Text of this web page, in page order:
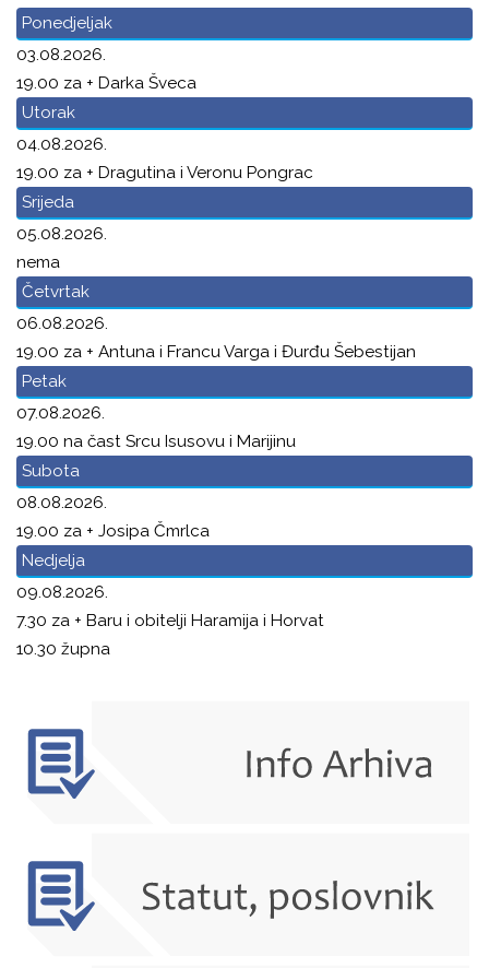
Ponedjeljak
03.08.2026.
19.00 za + Darka Šveca
Utorak
04.08.2026.
19.00 za + Dragutina i Veronu Pongrac
Srijeda
05.08.2026.
nema
Četvrtak
06.08.2026.
19.00 za + Antuna i Francu Varga i Đurđu Šebestijan
Petak
07.08.2026.
19.00 na čast Srcu Isusovu i Marijinu
Subota
08.08.2026.
19.00 za + Josipa Čmrlca
Nedjelja
09.08.2026.
7.30 za + Baru i obitelji Haramija i Horvat
10.30 župna